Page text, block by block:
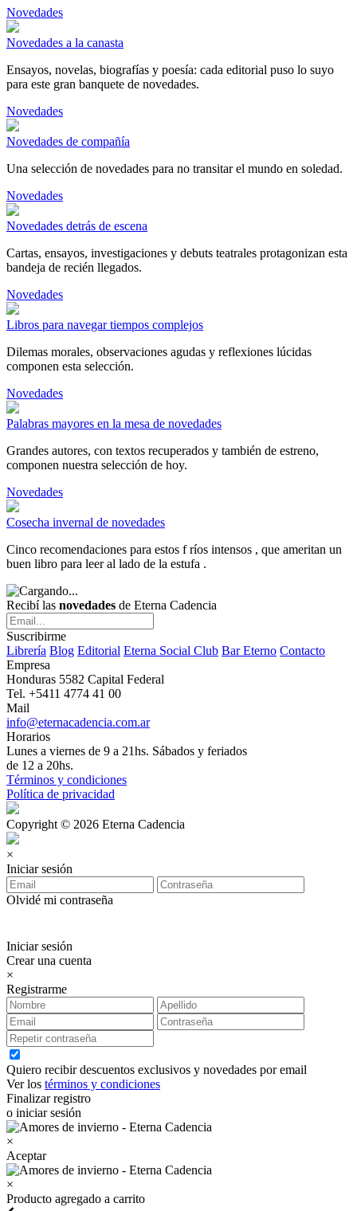
Novedades
Novedades a la canasta
Ensayos, novelas, biografías y poesía: cada editorial puso lo suyo
para este gran banquete de novedades.
Novedades
Novedades de compañía
Una selección de novedades para no transitar el mundo en soledad.
Novedades
Novedades detrás de escena
Cartas, ensayos, investigaciones y debuts teatrales protagonizan esta
bandeja de recién llegados.
Novedades
Libros para navegar tiempos complejos
Dilemas morales, observaciones agudas y reflexiones lúcidas
componen esta selección.
Novedades
Palabras mayores en la mesa de novedades
Grandes autores, con textos recuperados y también de estreno,
componen nuestra selección de hoy.
Novedades
Cosecha invernal de novedades
Cinco recomendaciones para estos f ríos intensos , que ameritan un
buen libro para leer al lado de la estufa .
Recibí las novedades de Eterna Cadencia
Suscribirme
Librería Blog Editorial Eterna Social Club Bar Eterno Contacto
Empresa
Honduras 5582 Capital Federal
Tel. +5411 4774 41 00
Mail
info@eternacadencia.com.ar
Horarios
Lunes a viernes de 9 a 21hs. Sábados y feriados
de 12 a 20hs.
Términos y condiciones
Política de privacidad
Copyright © 2026 Eterna Cadencia
×
Iniciar sesión
Olvidé mi contraseña
Iniciar sesión
Crear una cuenta
×
Registrarme
Quiero recibir descuentos exclusivos y novedades por email
Ver los términos y condiciones
Finalizar registro
o iniciar sesión
×
Aceptar
×
Producto agregado a carrito